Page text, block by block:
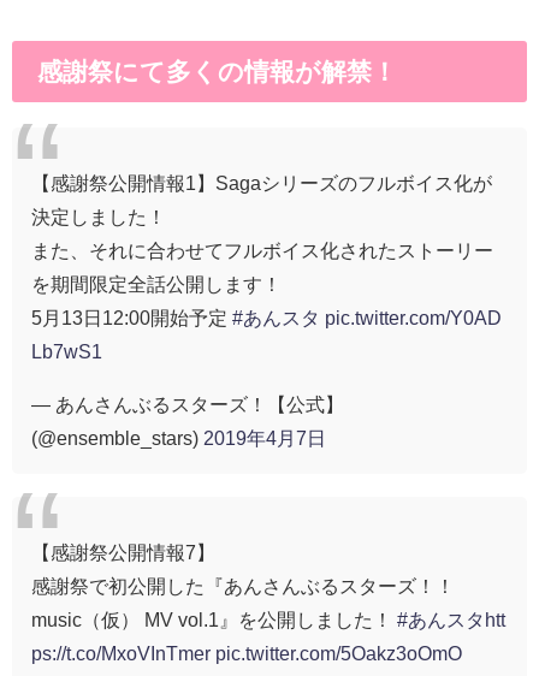
感謝祭にて多くの情報が解禁！
【感謝祭公開情報1】Sagaシリーズのフルボイス化が
決定しました！
また、それに合わせてフルボイス化されたストーリー
を期間限定全話公開します！
5月13日12:00開始予定 #あんスタ pic.twitter.com/Y0AD
Lb7wS1
— あんさんぶるスターズ！【公式】
(@ensemble_stars) 2019年4月7日
【感謝祭公開情報7】
感謝祭で初公開した『あんさんぶるスターズ！！
music（仮） MV vol.1』を公開しました！ #あんスタ htt
ps://t.co/MxoVInTmer pic.twitter.com/5Oakz3oOmO